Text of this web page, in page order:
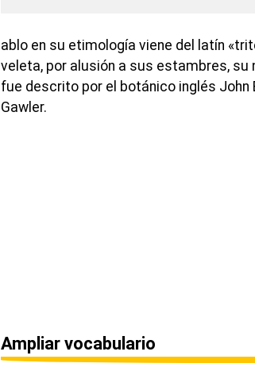
ablo en su etimología viene del latín
veleta, por alusión a sus estambres, su
fue descrito por el botánico inglés John
Gawler.
Ampliar vocabulario